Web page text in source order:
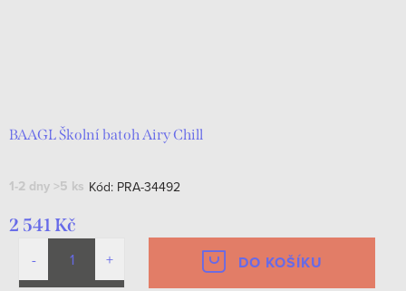
BAAGL Školní batoh Airy Chill
1-2 dny >5 ks Kód: PRA-34492
2 541 Kč
DO KOŠÍKU